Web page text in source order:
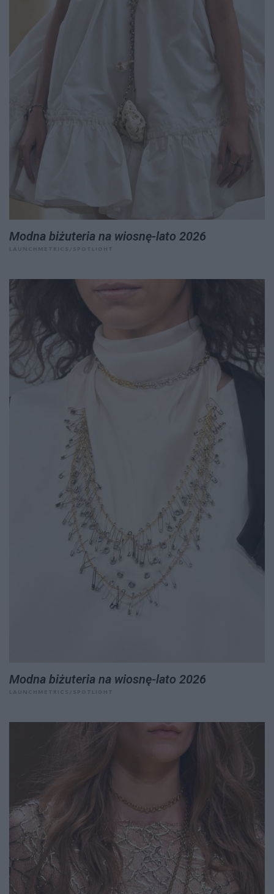
Modna biżuteria na wiosnę-lato 2026
Modna biżuteria na wiosnę-lato 2026